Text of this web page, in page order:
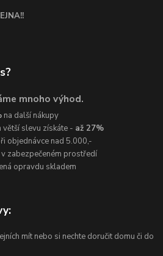
mnoho výhod.
na další nákupy
větší slevu získáte - až 27%
objednávce nad 5.000,-
zabezpečeném prostředí
opravdu skladem
mít nebo si nechte doručit domu či do